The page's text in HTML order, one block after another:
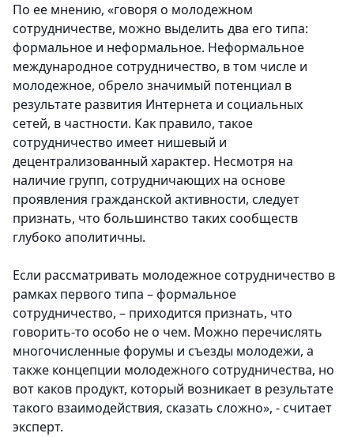
По ее мнению, «говоря о молодежном
сотрудничестве, можно выделить два его типа:
формальное и неформальное. Неформальное
международное сотрудничество, в том числе и
молодежное, обрело значимый потенциал в
результате развития Интернета и социальных
сетей, в частности. Как правило, такое
сотрудничество имеет нишевый и
децентрализованный характер. Несмотря на
наличие групп, сотрудничающих на основе
проявления гражданской активности, следует
признать, что большинство таких сообществ
глубоко аполитичны.
Если рассматривать молодежное сотрудничество в
рамках первого типа – формальное
сотрудничество, – приходится признать, что
говорить-то особо не о чем. Можно перечислять
многочисленные форумы и съезды молодежи, а
также концепции молодежного сотрудничества, но
вот каков продукт, который возникает в результате
такого взаимодействия, сказать сложно», - считает
эксперт.